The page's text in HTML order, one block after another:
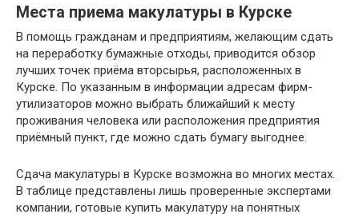
Места приема макулатуры в Курске
В помощь гражданам и предприятиям, желающим сдать
на переработку бумажные отходы, приводится обзор
лучших точек приёма вторсырья, расположенных в
Курске. По указанным в информации адресам фирм-
утилизаторов можно выбрать ближайший к месту
проживания человека или расположения предприятия
приёмный пункт, где можно сдать бумагу выгоднее.
Сдача макулатуры в Курске возможна во многих местах.
В таблице представлены лишь проверенные экспертами
компании, готовые купить макулатуру на понятных